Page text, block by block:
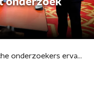
Helft academische onderzoekers ervaart negatieve beïnvloeding van bedrijven of overheden die opdracht geven tot onderzoek